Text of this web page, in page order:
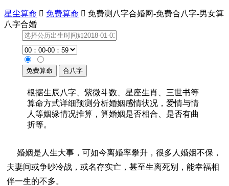
星尘算命  免费算命  免费测八字合婚网-免费合八字-男女算
八字合婚
根据生辰八字、紫微斗数、星座生肖、三世书等
算命方式详细预测分析婚姻感情状况，爱情与情
人等姻缘情况推算，算婚姻是否相合、是否有曲
折等。
婚姻是人生大事，可如今离婚率攀升，很多人婚姻不保，
夫妻间或争吵冷战，或名存实亡，甚至生离死别，能幸福相
伴一生的不多。